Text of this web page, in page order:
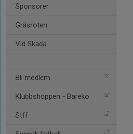
Sponsorer
Gräsroten
Vid Skada
Bli medlem
Klubbshoppen - Bareko
Stff